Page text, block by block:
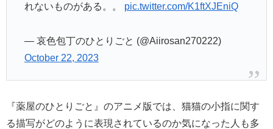
れないものがある。。 pic.twitter.com/K1ftXJEniQ
— 哀色包丁のひとりごと (@Aiirosan270222)
October 22, 2023
『薬屋のひとりごと』のアニメ版では、猫猫の小指に関す
る描写がどのように表現されているのか気になった人も多